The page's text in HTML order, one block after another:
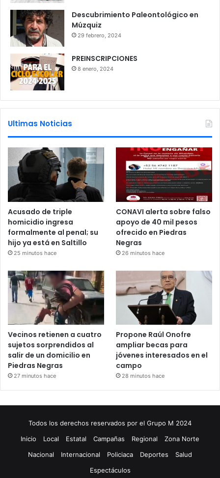
Descubrimiento Paleontológico en
Múzquiz
29 febrero, 2024
PREINSCRIPCIONES
8 enero, 2024
Ultimas Noticias
Acusado de triple
homicidio ingresa
formalmente al penal; su
hijo ya está en Saltillo
25 minutos hace
CONAVI alerta sobre falso
apoyo de 40 mil pesos
ofrecido en Piedras
Negras
26 minutos hace
Vecinos retienen a cuatro
sujetos sorprendidos al
salir de un domicilio en
Piedras Negras
27 minutos hace
Propone Raúl Onofre
ampliar becas para
jóvenes interesados en el
campo
28 minutos hace
Todos los derechos reservados por el Grupo M 2024
Inicio
Local Estatal Campañas Regional
Zona Norte
Nacional
Internacional Policiaca Deportes
Salud
Espectáculos